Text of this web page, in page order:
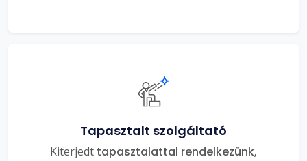
Tapasztalt szolgáltató
Kiterjedt tapasztalattal rendelkezünk,